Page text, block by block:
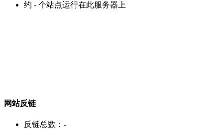
约 - 个站点运行在此服务器上
网站反链
反链总数： -